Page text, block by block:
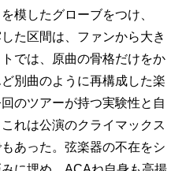
模したグローブをつけ、
た区間は、ファンから大き
では、原曲の骨格だけをか
別曲のように再構成した楽
のツアーが持つ実験性と自
れは公演のクライマックス
あった。弦楽器の不在をシ